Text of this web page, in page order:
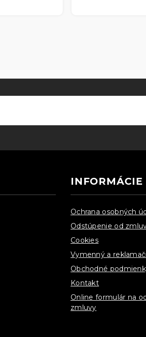
INFORMÁCIE
Ochrana osobných
Odstúpenie od
Cookies
Vymenný a
Obchodné
Kontakt
Online formulár na
zmluvy